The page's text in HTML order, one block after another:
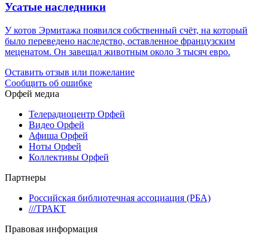
Усатые наследники
У котов Эрмитажа появился собственный счёт, на который
было переведено наследство, оставленное французским
меценатом. Он завещал животным около 3 тысяч евро.
Оставить отзыв или пожелание
Сообщить об ошибке
Орфей медиа
Телерадиоцентр Орфей
Видео Орфей
Афиша Орфей
Ноты Орфей
Коллективы Орфей
Партнеры
Российская библиотечная ассоциация (РБА)
///ТРАКТ
Правовая информация